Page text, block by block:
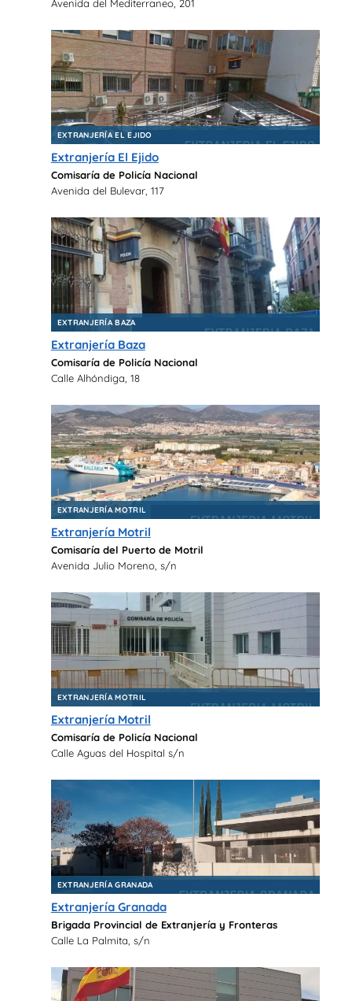
Avenida del Mediterraneo, 201
EXTRANJERÍA EL EJIDO
Extranjería El Ejido
Comisaría de Policía Nacional
Avenida del Bulevar, 117
EXTRANJERÍA BAZA
Extranjería Baza
Comisaría de Policía Nacional
Calle Alhóndiga, 18
EXTRANJERÍA MOTRIL
Extranjería Motril
Comisaría del Puerto de Motril
Avenida Julio Moreno, s/n
EXTRANJERÍA MOTRIL
Extranjería Motril
Comisaría de Policía Nacional
Calle Aguas del Hospital s/n
EXTRANJERÍA GRANADA
Extranjería Granada
Brigada Provincial de Extranjería y Fronteras
Calle La Palmita, s/n